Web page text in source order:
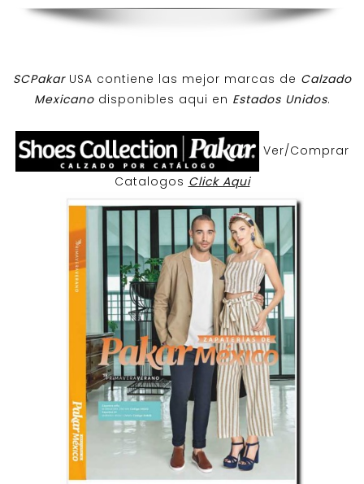
SCPakar USA contiene las mejor marcas de Calzado
Mexicanodisponibles aqui en Estados Unidos.
Ver/Comprar
Catalogos Click Aqui